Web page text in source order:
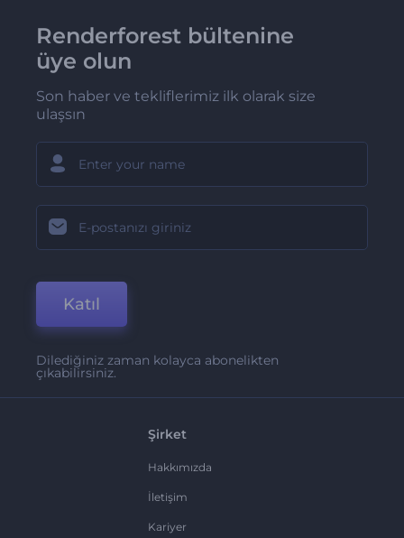
Renderforest bültenine
üye olun
Son haber ve tekliflerimiz ilk olarak size
ulaşsın
Katıl
Dilediğiniz zaman kolayca abonelikten
çıkabilirsiniz.
Şirket
Hakkımızda
İletişim
Kariyer